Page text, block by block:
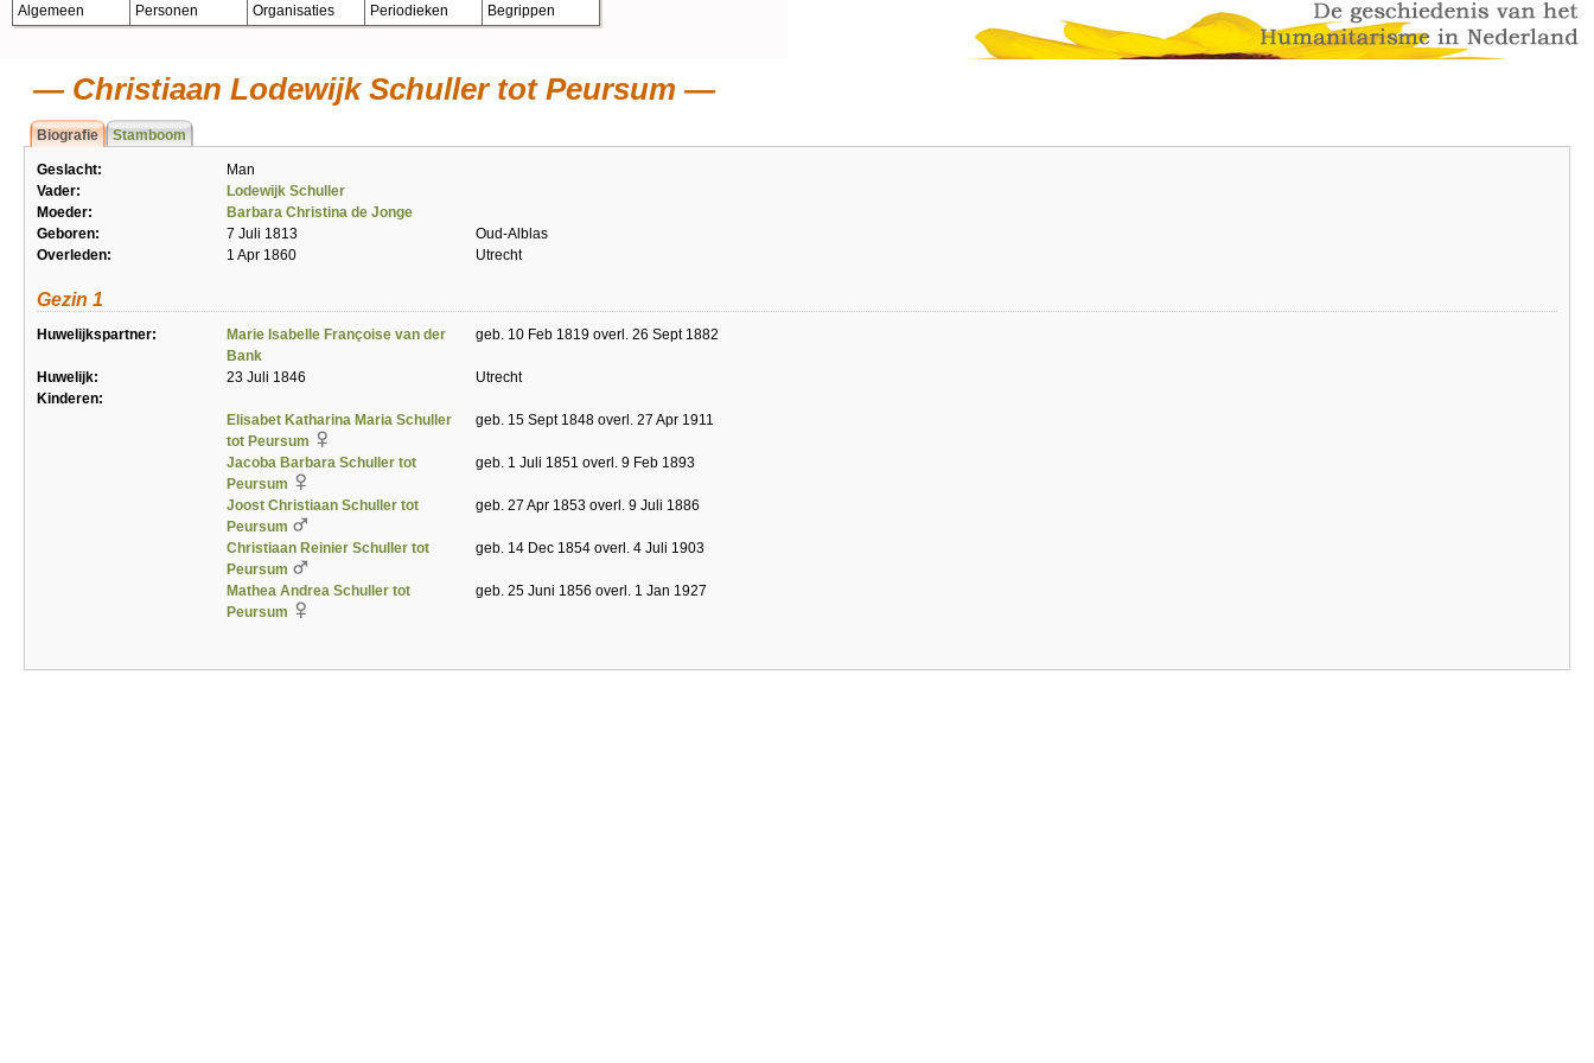
Algemeen Personen Organisaties Periodieken Begrippen
Christiaan Lodewijk Schuller tot Peursum
Biografie Stamboom
Geslacht:
Man
Vader:
Lodewijk Schuller
Moeder:
Barbara Christina de Jonge
Geboren:
7 Juli 1813
Oud-Alblas
Overleden:
1 Apr 1860 Utrecht
Gezin 1
Huwelijkspartner:
Marie Isabelle Françoise van der
Bank
geb. 10 Feb 1819 overl. 26 Sept 1882
Huwelijk: 23 Juli 1846
Utrecht
Kinderen:
Elisabet Katharina Maria Schuller
tot Peursum
geb. 15 Sept 1848 overl. 27 Apr 1911
Jacoba Barbara Schuller tot
Peursum
geb. 1 Juli 1851 overl. 9 Feb 1893
Joost Christiaan Schuller tot
Peursum
geb. 27 Apr 1853 overl. 9 Juli 1886
Christiaan Reinier Schuller tot
Peursum
geb. 14 Dec 1854 overl. 4 Juli 1903
Mathea Andrea Schuller tot
Peursum
geb. 25 Juni 1856 overl. 1 Jan 1927